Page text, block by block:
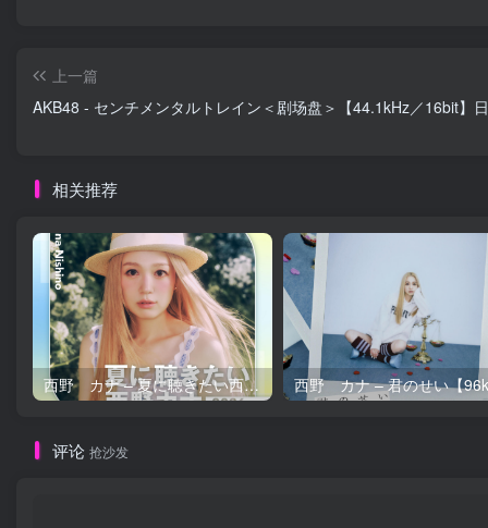
上一篇
AKB48 - センチメンタルトレイン＜剧场盘＞【44.1kHz／16bit】
相关推荐
西野 カナ – 夏に聴きたい西野カナ2026【44.1kHz／16bit】日本区
评论 抢沙发